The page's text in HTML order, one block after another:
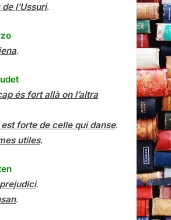
l’Ussuri.
.
és fort allà on l’altra
forte de celle qui danse.
utiles.
.
.